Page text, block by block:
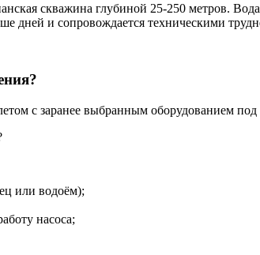
скважина глубиной 25-250 метров.
дней и сопровождается техническими
с заранее выбранным оборудованием под
или водоём);
насоса;